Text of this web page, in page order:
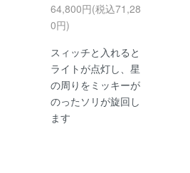
64,800円(税込71,28
0円)
スィッチと入れると
ライトが点灯し、星
の周りをミッキーが
のったソリが旋回し
ます